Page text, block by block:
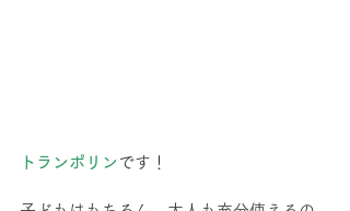
トランポリン です！